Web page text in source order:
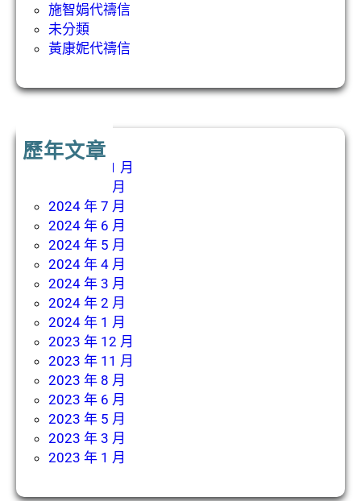
施智娟代禱信
未分類
黃康妮代禱信
歷年文章
2024 年 11 月
2024 年 8 月
2024 年 7 月
2024 年 6 月
2024 年 5 月
2024 年 4 月
2024 年 3 月
2024 年 2 月
2024 年 1 月
2023 年 12 月
2023 年 11 月
2023 年 8 月
2023 年 6 月
2023 年 5 月
2023 年 3 月
2023 年 1 月